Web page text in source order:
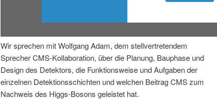
g
e
n
i
n
g
Wir sprechen mit Wolfgang Adam, dem stellvertretendem
Sprecher CMS-Kollaboration, über die Planung, Bauphase und
Design des Detektors, die Funktionsweise und Aufgaben der
einzelnen Detektionsschichten und welchen Beitrag CMS zum
Nachweis des Higgs-Bosons geleistet hat.